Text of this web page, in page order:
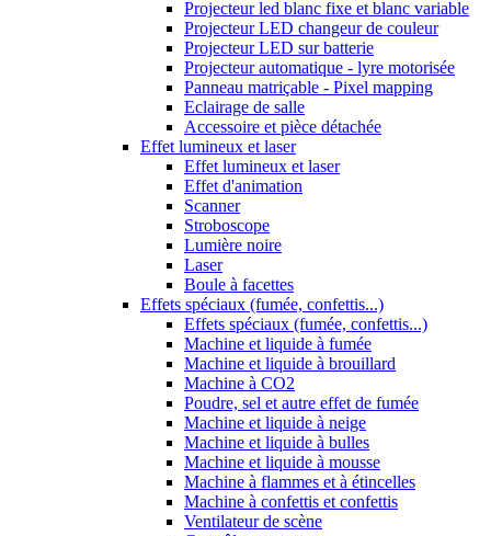
Projecteur led blanc fixe et blanc variable
Projecteur LED changeur de couleur
Projecteur LED sur batterie
Projecteur automatique - lyre motorisée
Panneau matriçable - Pixel mapping
Eclairage de salle
Accessoire et pièce détachée
Effet lumineux et laser
Effet lumineux et laser
Effet d'animation
Scanner
Stroboscope
Lumière noire
Laser
Boule à facettes
Effets spéciaux (fumée, confettis...)
Effets spéciaux (fumée, confettis...)
Machine et liquide à fumée
Machine et liquide à brouillard
Machine à CO2
Poudre, sel et autre effet de fumée
Machine et liquide à neige
Machine et liquide à bulles
Machine et liquide à mousse
Machine à flammes et à étincelles
Machine à confettis et confettis
Ventilateur de scène